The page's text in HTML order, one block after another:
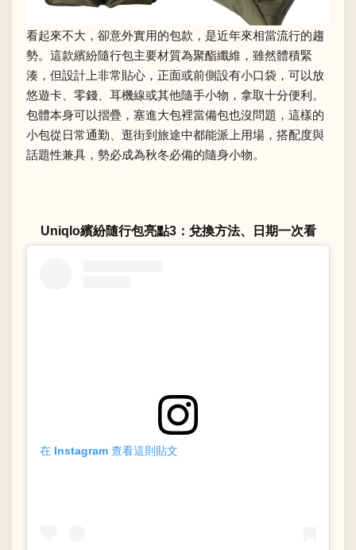
看起來不大，卻意外實用的包款，是近年來相當流行的趨
勢。這款繽紛隨行包主要材質為聚酯纖維，雖然體積緊
湊，但設計上非常貼心，正面或前側設有小口袋，可以放
悠遊卡、零錢、耳機線或其他隨手小物，拿取十分便利。
包體本身可以摺疊，塞進大包裡當備包也沒問題，這樣的
小包從日常通勤、逛街到旅途中都能派上用場，搭配度與
話題性兼具，勢必成為秋冬必備的隨身小物。
Uniqlo繽紛隨行包亮點3：兌換方法、日期一次看
在 Instagram 查看這則貼文